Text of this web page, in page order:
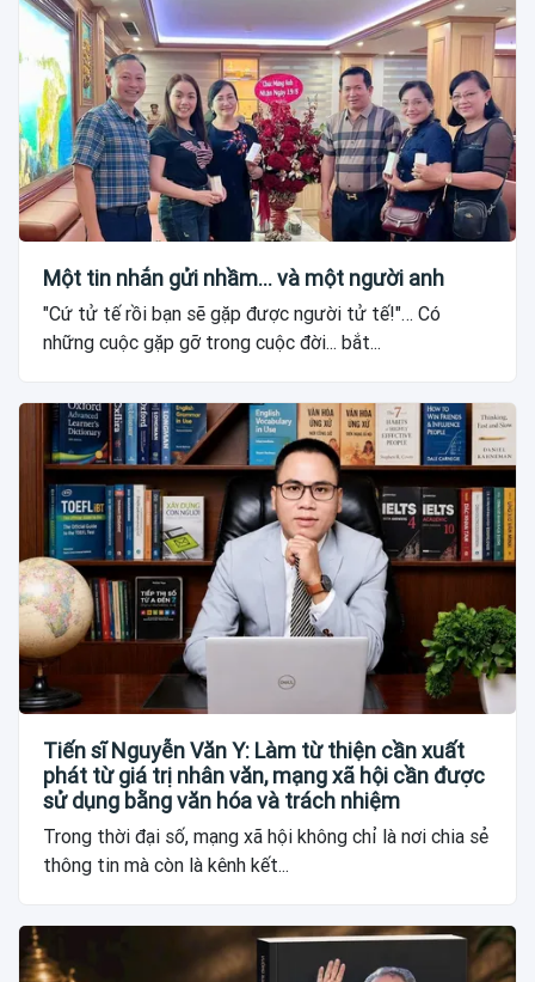
Một tin nhắn gửi nhầm... và một người anh
"Cứ tử tế rồi bạn sẽ gặp được người tử tế!"… Có
những cuộc gặp gỡ trong cuộc đời... bắt...
Tiến sĩ Nguyễn Văn Y: Làm từ thiện cần xuất
phát từ giá trị nhân văn, mạng xã hội cần được
sử dụng bằng văn hóa và trách nhiệm
Trong thời đại số, mạng xã hội không chỉ là nơi chia sẻ
thông tin mà còn là kênh kết...